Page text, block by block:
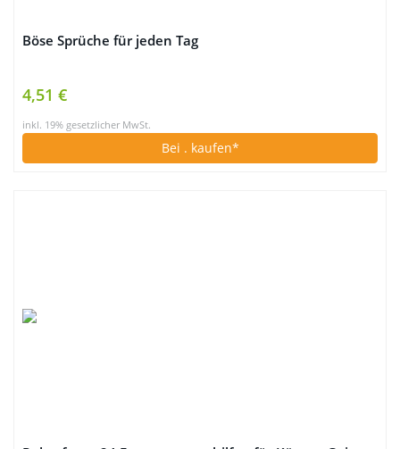
Böse Sprüche für jeden Tag
4,51 €
inkl. 19% gesetzlicher MwSt.
Bei . kaufen*